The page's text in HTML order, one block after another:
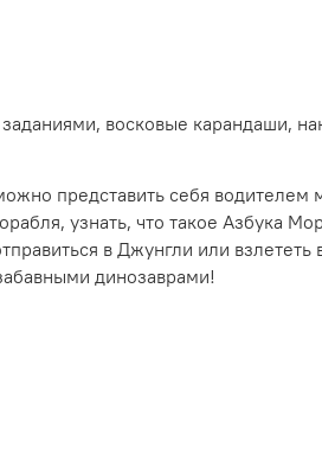
восковые карандаши,
представить себя
узнать, что такое Азбука
в Джунгли или
динозаврами!